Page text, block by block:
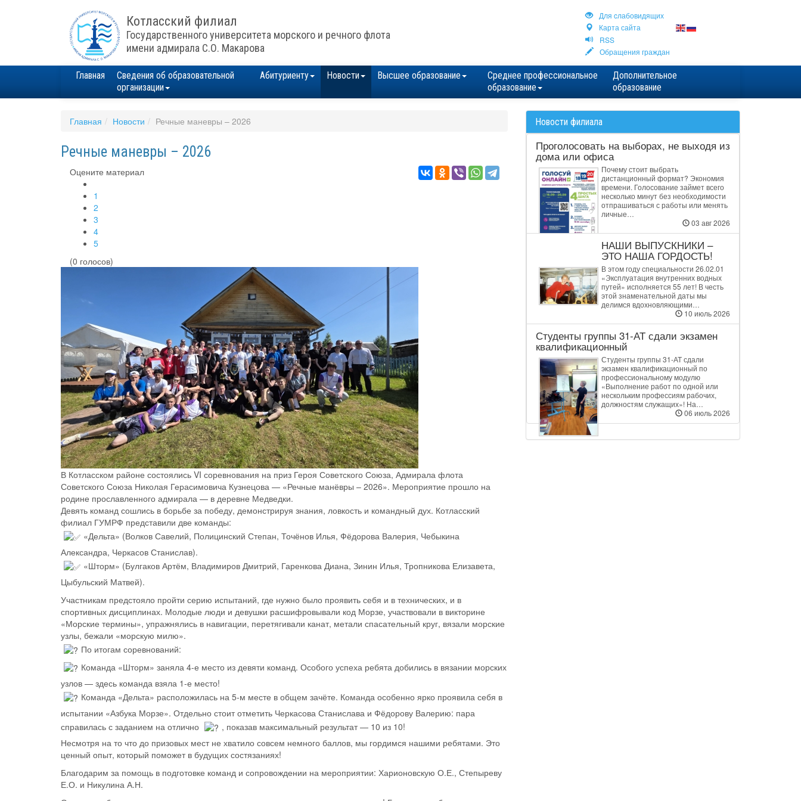
Котласский филиал
Государственного университета морского и речного флота
имени адмирала С.О. Макарова
Для cлабовидящих
Карта сайта
RSS
Обращения граждан
Главная
Сведения об образовательной
организации
Абитуриенту Новости Высшее образование
Среднее профессиональное
образование
Дополнительное
образование
Главная Новости Речные маневры – 2026
Речные маневры – 2026
Оцените материал
1
2
3
4
5
(0 голосов)
В Котласском районе состоялись VI соревнования на приз Героя Советского Союза, Адмирала флота
Советского Союза Николая Герасимовича Кузнецова — «Речные манёвры – 2026». Мероприятие прошло на
родине прославленного адмирала — в деревне Медведки.
Девять команд сошлись в борьбе за победу, демонстрируя знания, ловкость и командный дух. Котласский
филиал ГУМРФ представили две команды:
«Дельта» (Волков Савелий, Полицинский Степан, Точёнов Илья, Фёдорова Валерия, Чебыкина
Александра, Черкасов Станислав).
«Шторм» (Булгаков Артём, Владимиров Дмитрий, Гаренкова Диана, Зинин Илья, Тропникова Елизавета,
Цыбульский Матвей).
Участникам предстояло пройти серию испытаний, где нужно было проявить себя и в технических, и в
спортивных дисциплинах. Молодые люди и девушки расшифровывали код Морзе, участвовали в викторине
«Морские термины», упражнялись в навигации, перетягивали канат, метали спасательный круг, вязали морские
узлы, бежали «морскую милю».
По итогам соревнований:
Команда «Шторм» заняла 4-е место из девяти команд. Особого успеха ребята добились в вязании морских
узлов — здесь команда взяла 1-е место!
Команда «Дельта» расположилась на 5-м месте в общем зачёте. Команда особенно ярко проявила себя в
испытании «Азбука Морзе». Отдельно стоит отметить Черкасова Станислава и Фёдорову Валерию: пара
справилась с заданием на отлично
, показав максимальный результат — 10 из 10!
Несмотря на то что до призовых мест не хватило совсем немного баллов, мы гордимся нашими ребятами. Это
ценный опыт, который поможет в будущих состязаниях!
Благодарим за помощь в подготовке команд и сопровождении на мероприятии: Харионовскую О.Е., Степыреву
Е.О. и Никулина А.Н.
Новости филиала
Проголосовать на выборах, не выходя из
дома или офиса
Почему стоит выбрать
дистанционный формат? Экономия
времени. Голосование займет всего
несколько минут без необходимости
отпрашиваться с работы или менять
личные…
03 авг 2026
НАШИ ВЫПУСКНИКИ –
ЭТО НАША ГОРДОСТЬ!
В этом году специальности 26.02.01
«Эксплуатация внутренних водных
путей» исполняется 55 лет! В честь
этой знаменательной даты мы
делимся вдохновляющими…
10 июль 2026
Студенты группы 31‑АТ сдали экзамен
квалификационный
Студенты группы 31‑АТ сдали
экзамен квалификационный по
профессиональному модулю
«Выполнение работ по одной или
нескольким профессиям рабочих,
должностям служащих»! На…
06 июль 2026